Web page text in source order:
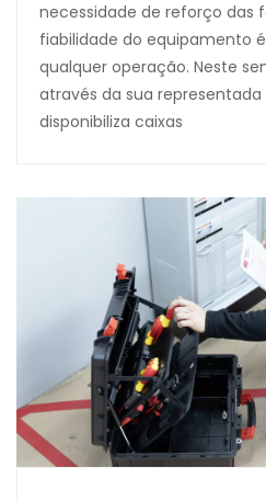
necessidade de reforço das
fiabilidade do equipamento
qualquer operação. Neste
através da sua representada
disponibiliza caixas